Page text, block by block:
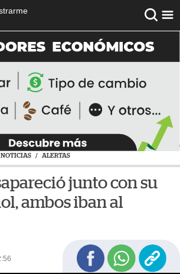
NOTICIAS / ALERTAS
junto con su
ambos iban al